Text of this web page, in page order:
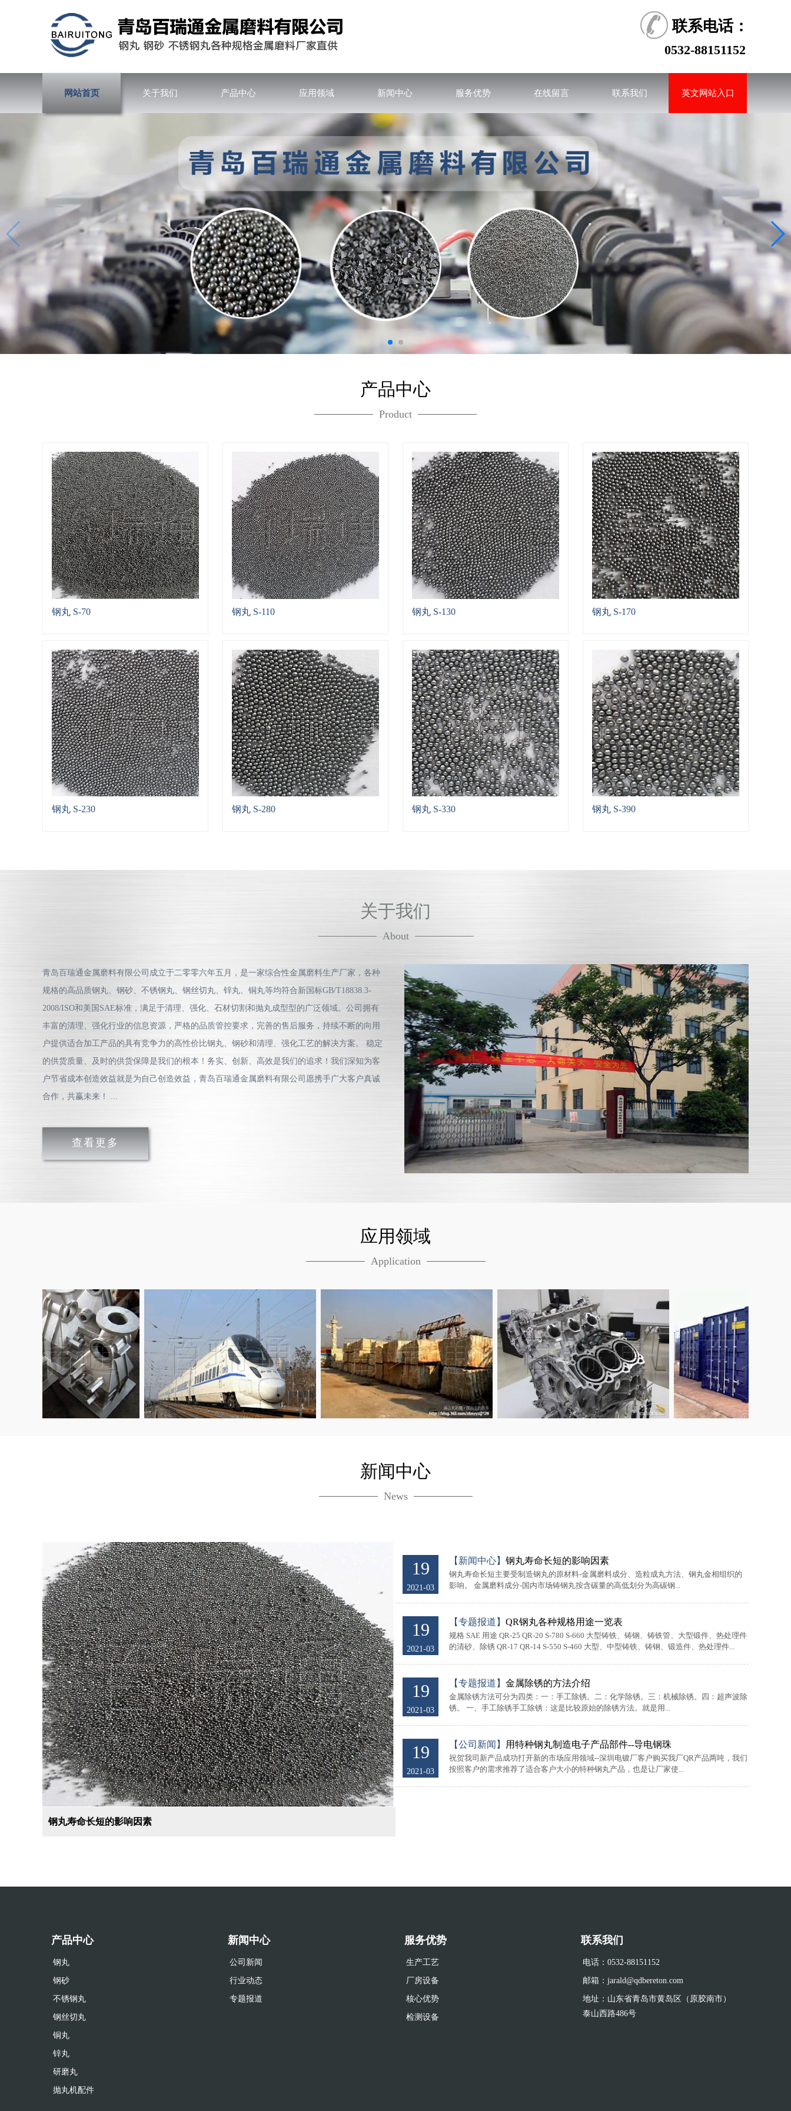
联系电话：
0532-88151152
网站首页 关于我们 产品中心 应用领域 新闻中心 服务优势 在线留言 联系我们 英文网站入口
产品中心
Product
钢丸 S-70 钢丸 S-110 钢丸 S-130 钢丸 S-170
钢丸 S-230 钢丸 S-280 钢丸 S-330 钢丸 S-390
关于我们
About
青岛百瑞通金属磨料有限公司成立于二零零六年五月，是一家综合性金属磨料生产厂家，各种
规格的高品质钢丸、钢砂、不锈钢丸、钢丝切丸、锌丸、铜丸等均符合新国标GB/T18838.3-
2008/ISO和美国SAE标准，满足于清理、强化、石材切割和抛丸成型型的广泛领域。公司拥有
丰富的清理、强化行业的信息资源，严格的品质管控要求，完善的售后服务，持续不断的向用
户提供适合加工产品的具有竞争力的高性价比钢丸、钢砂和清理、强化工艺的解决方案。 稳定
的供货质量、及时的供货保障是我们的根本！务实、创新、高效是我们的追求！我们深知为客
户节省成本创造效益就是为自己创造效益，青岛百瑞通金属磨料有限公司愿携手广大客户真诚
合作，共赢未来！ ...
查看更多
应用领域
Application
新闻中心
News
钢丸寿命长短的影响因素
19
2021-03
【新闻中心】 钢丸寿命长短的影响因素
钢丸寿命长短主要受制造钢丸的原材料-金属磨料成分、造粒成丸方法、钢丸金相组织的
影响。 金属磨料成分-国内市场铸钢丸按含碳量的高低划分为高碳钢...
19
2021-03
【专题报道】 QR钢丸各种规格用途一览表
规格 SAE 用途 QR-25 QR-20 S-780 S-660 大型铸铁、铸钢、铸铁管、大型锻件、热处理件
的清砂、除锈 QR-17 QR-14 S-550 S-460 大型、中型铸铁、铸钢、锻造件、热处理件...
19
2021-03
【专题报道】 金属除锈的方法介绍
金属除锈方法可分为四类：一：手工除锈。二：化学除锈。三：机械除锈。四：超声波除
锈。 一、手工除锈手工除锈：这是比较原始的除锈方法。就是用...
19
2021-03
【公司新闻】 用特种钢丸制造电子产品部件--导电钢珠
祝贺我司新产品成功打开新的市场应用领域--深圳电镀厂客户购买我厂QR产品两吨，我们
按照客户的需求推荐了适合客户大小的特种钢丸产品，也是让厂家使...
产品中心
钢丸
钢砂
不锈钢丸
钢丝切丸
铜丸
锌丸
研磨丸
抛丸机配件
新闻中心
公司新闻
行业动态
专题报道
服务优势
生产工艺
厂房设备
核心优势
检测设备
联系我们
电话：0532-88151152
邮箱：jarald@qdbereton.com
地址：山东省青岛市黄岛区（原胶南市）
泰山西路486号